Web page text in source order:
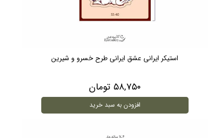
استیکر ایرانی عشق ایرانی طرح خسرو و شیرین
۵۸,۷۵۰ تومان
افزودن به سبد خرید